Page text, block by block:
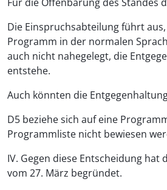
Die Einspruchsabteilung führt
Programm in der normalen
auch nicht nahegelegt, die
entstehe.
Auch könnten die
D5 beziehe sich auf eine
Programmliste nicht bewiesen
IV. Gegen diese Entscheidung
vom 27. März begründet.